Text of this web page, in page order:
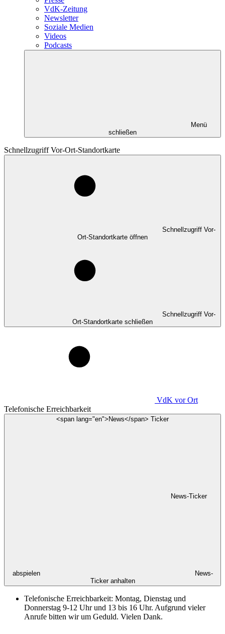
VdK-Zeitung
Newsletter
Soziale Medien
Videos
Podcasts
Menü
schließen
Schnellzugriff Vor-Ort-Standortkarte
Schnellzugriff Vor-
Ort-Standortkarte öffnen
Schnellzugriff Vor-
Ort-Standortkarte schließen
VdK vor Ort
Telefonische Erreichbarkeit
<span lang="en">News</span> Ticker
News-Ticker
abspielen
News-
Ticker anhalten
Telefonische Erreichbarkeit: Montag, Dienstag und
Donnerstag 9-12 Uhr und 13 bis 16 Uhr. Aufgrund vieler
Anrufe bitten wir um Geduld. Vielen Dank.